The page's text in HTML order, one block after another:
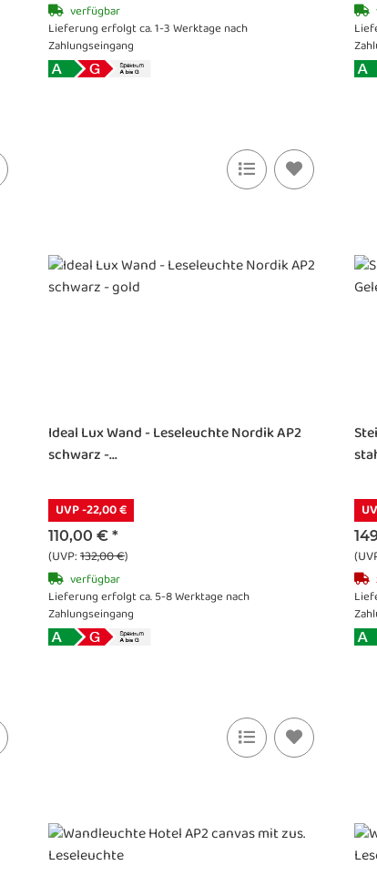
verfügbar
Lieferung erfolgt ca. 1-3 Werktage nach
Zahlungseingang
Ideal Lux Wand - Leseleuchte Nordik AP2
schwarz -...
UVP -22,00 €
110,00 € *
(UVP:132,00 €)
verfügbar
Lieferung erfolgt ca. 5-8 Werktage nach
Zahlungseingang